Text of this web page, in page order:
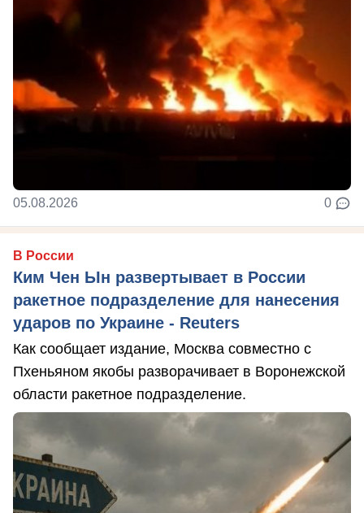
05.08.2026 0
В России
Ким Чен Ын развертывает в России
ракетное подразделение для нанесения
ударов по Украине - Reuters
Как сообщает издание, Москва совместно с
Пхеньяном якобы разворачивает в Воронежской
области ракетное подразделение.